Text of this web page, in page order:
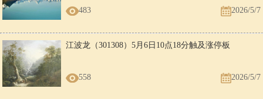
483 2026/5/7
江波龙（301308）5月6日10点18分触及涨停板
558 2026/5/7